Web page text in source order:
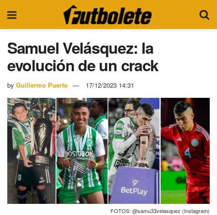
Samuel Velásquez: la
evolución de un crack
by Guillermo Puerto 17/12/2023 14:31
FOTOS: @samu33velasquez (Instagram)